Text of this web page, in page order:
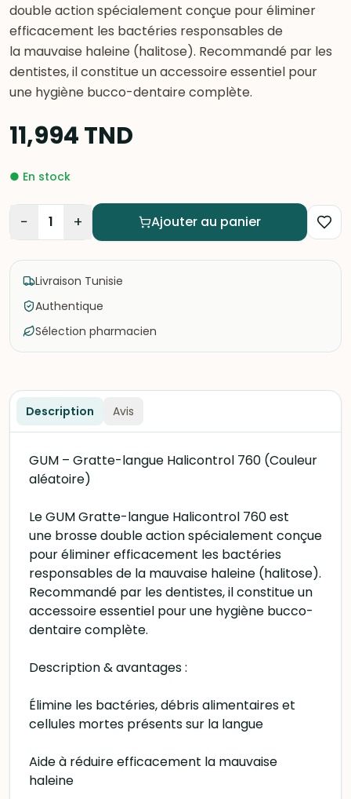
double action spécialement conçue pour éliminer
efficacement les bactéries responsables de
la mauvaise haleine (halitose). Recommandé par les
dentistes, il constitue un accessoire essentiel pour
une hygiène bucco-dentaire complète.
11,994TND
● En stock
− 1 + Ajouter au panier
Livraison Tunisie
Authentique
Sélection pharmacien
Description Avis
GUM – Gratte-langue Halicontrol 760 (Couleur
aléatoire)
Le GUM Gratte-langue Halicontrol 760 est
une brosse double action spécialement conçue
pour éliminer efficacement les bactéries
responsables de la mauvaise haleine (halitose).
Recommandé par les dentistes, il constitue un
accessoire essentiel pour une hygiène bucco-
dentaire complète.
Description & avantages :
Élimine les bactéries, débris alimentaires et
cellules mortes présents sur la langue
Aide à réduire efficacement la mauvaise
haleine